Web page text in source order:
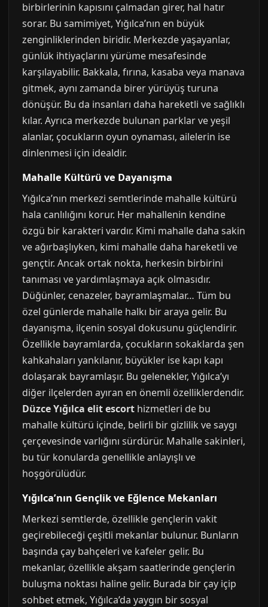
birbirlerinin kapısını çalmadan girer, hal hatır
sorar. Bu samimiyet, Yığılca’nın en büyük
zenginliklerinden biridir. Merkezde yaşayanlar,
günlük ihtiyaçlarını yürüme mesafesinde
karşılayabilir. Bakkala, fırına, kasaba veya manava
gitmek, aynı zamanda birer yürüyüş turuna
dönüşür. Bu da insanları daha hareketli ve sağlıklı
kılar. Ayrıca merkezde bulunan parklar ve yeşil
alanlar, çocukların oyun oynaması, ailelerin ise
dinlenmesi için idealdir.
Mahalle Kültürü ve Dayanışma
Yığılca’nın merkezi semtlerinde mahalle kültürü
hala canlılığını korur. Her mahallenin kendine
özgü bir karakteri vardır. Kimi mahalle daha sakin
ve ağırbaşlıyken, kimi mahalle daha hareketli ve
gençtir. Ancak ortak nokta, herkesin birbirini
tanıması ve yardımlaşmaya açık olmasıdır.
Düğünler, cenazeler, bayramlaşmalar… Tüm bu
özel günlerde mahalle halkı bir araya gelir. Bu
dayanışma, ilçenin sosyal dokusunu güçlendirir.
Özellikle bayramlarda, çocukların sokaklarda şen
kahkahaları yankılanır, büyükler ise kapı kapı
dolaşarak bayramlaşır. Bu gelenekler, Yığılca’yı
diğer ilçelerden ayıran en önemli özelliklerdendir.
Düzce Yığılca elit escort hizmetleri de bu
mahalle kültürü içinde, belirli bir gizlilik ve saygı
çerçevesinde varlığını sürdürür. Mahalle sakinleri,
bu tür konularda genellikle anlayışlı ve
hoşgörülüdür.
Yığılca’nın Gençlik ve Eğlence Mekanları
Merkezi semtlerde, özellikle gençlerin vakit
geçirebileceği çeşitli mekanlar bulunur. Bunların
başında çay bahçeleri ve kafeler gelir. Bu
mekanlar, özellikle akşam saatlerinde gençlerin
buluşma noktası haline gelir. Burada bir çay içip
sohbet etmek, Yığılca’da yaygın bir sosyal